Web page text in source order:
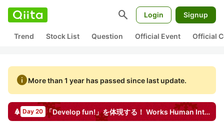
search Login Signup
Trend Stock List Question Official Event Official
infoMore than 1 year has passed since last update.
Day 20 「Develop fun!」を体現する！ Works Human Intelligence